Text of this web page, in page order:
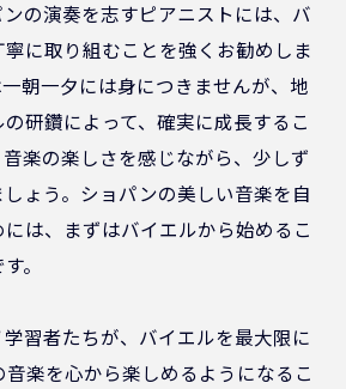
の演奏を志すピアニストには、バ
に取り組むことを強くお勧めしま
朝一夕には身につきませんが、地
研鑽によって、確実に成長するこ
楽の楽しさを感じながら、少しず
ょう。ショパンの美しい音楽を自
は、まずはバイエルから始めるこ
。
習者たちが、バイエルを最大限に
楽を心から楽しめるようになるこ